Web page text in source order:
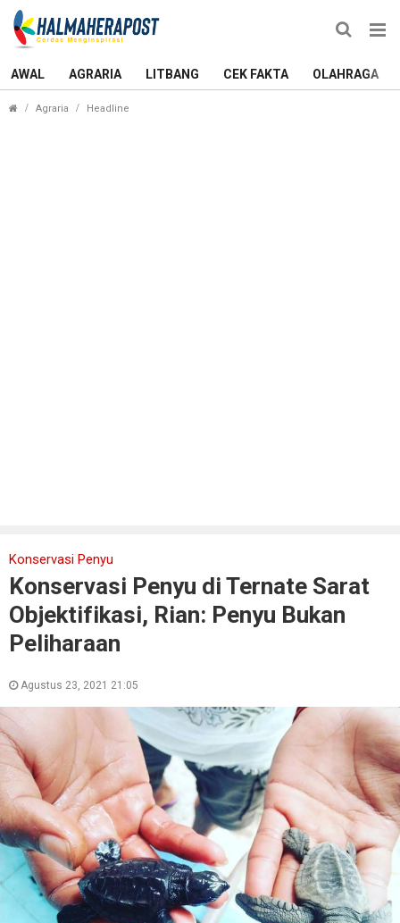
AWAL AGRARIA LITBANG CEK FAKTA OLAHRAGA
Agraria Headline
Konservasi Penyu
Konservasi Penyu di Ternate Sarat
Objektifikasi, Rian: Penyu Bukan
Peliharaan
Agustus 23, 2021 21:05